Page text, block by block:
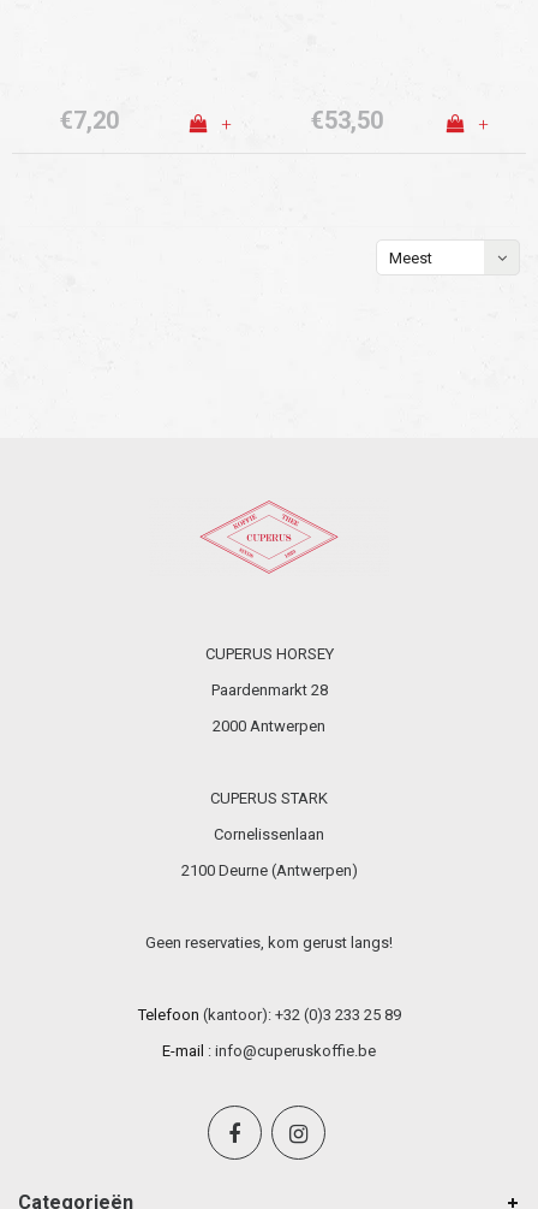
€7,20 + €53,50 +
Meest
CUPERUS HORSEY
Paardenmarkt 28
2000 Antwerpen
CUPERUS STARK
Cornelissenlaan
2100 Deurne (Antwerpen)
Geen reservaties, kom gerust langs!
Telefoon (kantoor): +32 (0)3 233 25 89
E-mail : info@cuperuskoffie.be
Categorieën